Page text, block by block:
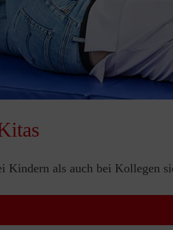
Kindern als auch bei Kollegen